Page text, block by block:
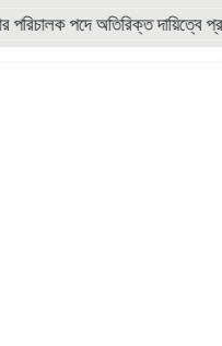
অতিরিক্ত দায়িত্বে প্রকৌশলী শোয়েব